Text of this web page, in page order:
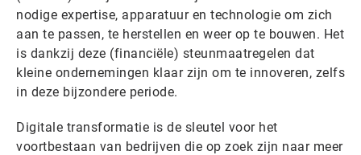
nodige expertise, apparatuur en technologie om zich
aan te passen, te herstellen en weer op te bouwen. Het
is dankzij deze (financiële) steunmaatregelen dat
kleine ondernemingen klaar zijn om te innoveren, zelfs
in deze bijzondere periode.
Digitale transformatie is de sleutel voor het
voortbestaan van bedrijven die op zoek zijn naar meer